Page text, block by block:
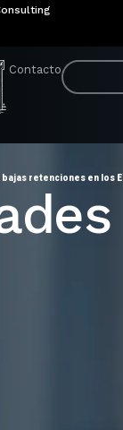
Contacto
bajas retenciones en los